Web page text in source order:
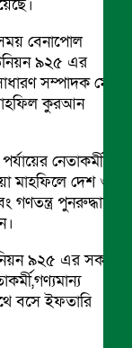
বেনাপোল
৯২৫ এর
সম্পাদক মোঃ
কুরআন
নেতাকর্মী ও
মাহফিলে দেশ ও
পুনরুদ্ধারের
৯২৫ এর সকল
বসে ইফতারি